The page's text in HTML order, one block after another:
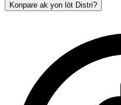
Konpare ak yon lòt Distri?